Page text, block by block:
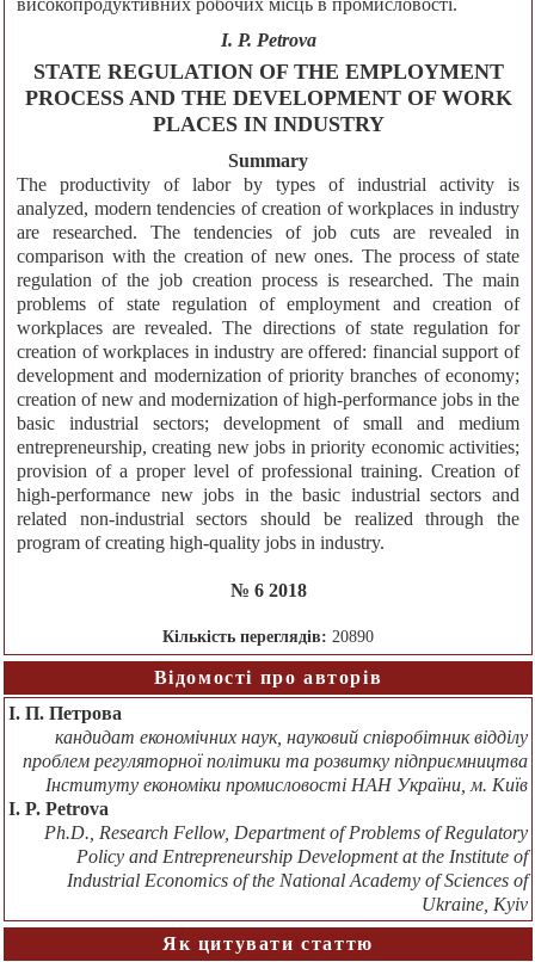
високопродуктивних робочих місць в промисловості.
I. P. Petrova
STATE REGULATION OF THE EMPLOYMENT
PROCESS AND THE DEVELOPMENT OF WORK
PLACES IN INDUSTRY
Summary
The productivity of labor by types of industrial activity is
analyzed, modern tendencies of creation of workplaces in industry
are researched. The tendencies of job cuts are revealed in
comparison with the creation of new ones. The process of state
regulation of the job creation process is researched. The main
problems of state regulation of employment and creation of
workplaces are revealed. The directions of state regulation for
creation of workplaces in industry are offered: financial support of
development and modernization of priority branches of economy;
creation of new and modernization of high-performance jobs in the
basic industrial sectors; development of small and medium
entrepreneurship, creating new jobs in priority economic activities;
provision of a proper level of professional training. Creation of
high-performance new jobs in the basic industrial sectors and
related non-industrial sectors should be realized through the
program of creating high-quality jobs in industry.
№ 6 2018
Кількість переглядів: 20890
Відомості про авторів
І. П. Петрова
кандидат економічних наук, науковий співробітник відділу
проблем регуляторної політики та розвитку підприємництва
Інституту економіки промисловості НАН України, м. Київ
I. P. Petrova
Ph.D., Research Fellow, Department of Problems of Regulatory
Policy and Entrepreneurship Development at the Institute of
Industrial Economics of the National Academy of Sciences of
Ukraine, Kyiv
Як цитувати статтю